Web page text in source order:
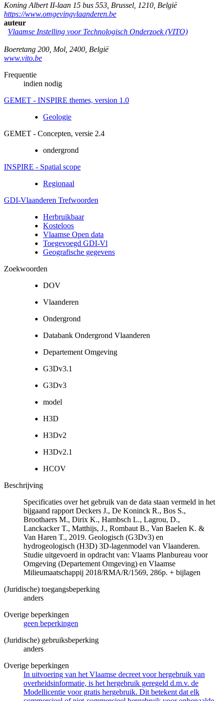
Koning Albert II-laan 15 bus 553 Brussel 1210 België
https://www.omgevingvlaanderen.be
auteur
Vlaamse Instelling voor Technologisch Onderzoek (VITO)
Boeretang 200 Mol 2400 België
www.vito.be
Frequentie
indien nodig
GEMET - INSPIRE themes, version 1.0
Geologie
GEMET - Concepten, versie 2.4
ondergrond
INSPIRE - Spatial scope
Regionaal
GDI-Vlaanderen Trefwoorden
Herbruikbaar
Kosteloos
Vlaamse Open data
Toegevoegd GDI-Vl
Geografische gegevens
Zoekwoorden
DOV
Vlaanderen
Ondergrond
Databank Ondergrond Vlaanderen
Departement Omgeving
G3Dv3.1
G3Dv3
model
H3D
H3Dv2
H3Dv2.1
HCOV
Beschrijving
Specificaties over het gebruik van de data staan vermeld in het
bijgaand rapport Deckers J., De Koninck R., Bos S.,
Broothaers M., Dirix K., Hambsch L., Lagrou, D.,
Lanckacker T., Matthijs, J., Rombaut B., Van Baelen K. &
Van Haren T., 2019. Geologisch (G3Dv3) en
hydrogeologisch (H3D) 3D-lagenmodel van Vlaanderen.
Studie uitgevoerd in opdracht van: Vlaams Planbureau voor
Omgeving (Departement Omgeving) en Vlaamse
Milieumaatschappij 2018/RMA/R/1569, 286p. + bijlagen
(Juridische) toegangsbeperking
anders
Overige beperkingen
geen beperkingen
(Juridische) gebruiksbeperking
anders
Overige beperkingen
In uitvoering van het Vlaamse decreet voor hergebruik van
overheidsinformatie, is het hergebruik geregeld d.m.v. de
Modellicentie voor gratis hergebruik. Dit betekent dat elk